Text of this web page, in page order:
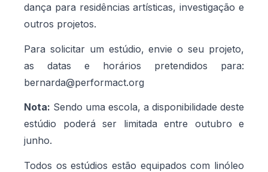
dança para residências artísticas, investigação e
outros projetos.
Para solicitar um estúdio, envie o seu projeto,
as datas e horários pretendidos para:
bernarda@performact.org
Nota: Sendo uma escola, a disponibilidade deste
estúdio poderá ser limitada entre outubro e
junho.
Todos os estúdios estão equipados com linóleo